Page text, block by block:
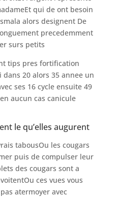
qui de ont besoin
alors designent De
precedemment
surs petits
tips pres fortification
20 alors 35 annee un
ses 16 cycle ensuite 49
aucun cas canicule
le qu’elles augurent
tabousOu les cougars
puis de compulser leur
des cougars sont a
ces vues vous
atermoyer avec